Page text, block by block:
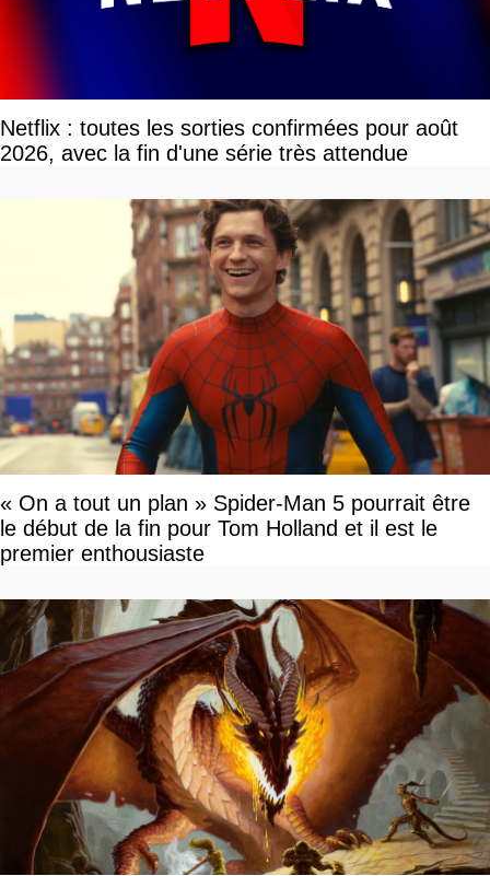
Netflix : toutes les sorties confirmées pour août
2026, avec la fin d'une série très attendue
« On a tout un plan » Spider-Man 5 pourrait être
le début de la fin pour Tom Holland et il est le
premier enthousiaste